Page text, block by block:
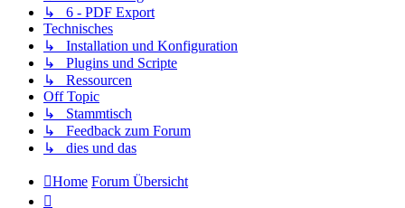
↳ 6 - PDF Export
Technisches
↳ Installation und Konfiguration
↳ Plugins und Scripte
↳ Ressourcen
Off Topic
↳ Stammtisch
↳ Feedback zum Forum
↳ dies und das
Home Forum Übersicht